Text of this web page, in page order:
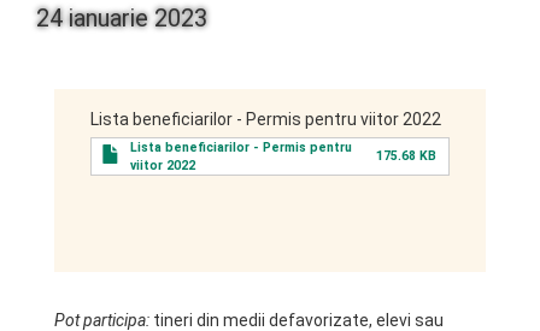
24 ianuarie 2023
Lista beneficiarilor - Permis pentru viitor 2022
Lista beneficiarilor - Permis pentru
viitor 2022
175.68 KB
Pot participa: tineri din medii defavorizate, elevi sau